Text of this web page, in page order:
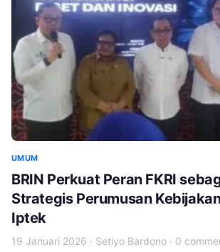
UMUM
BRIN Perkuat Peran FKRI
Strategis Perumusan
Iptek
19 Januari 2026 · Setiyo Bardono · 0